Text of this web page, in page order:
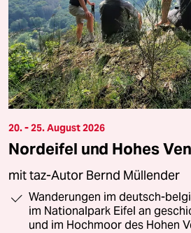
20. - 25. August 2026
Nordeifel und Hohes
mit taz-Autor Bernd Müllender
Wanderungen im deutsch-
im Nationalpark Eifel an
und im Hochmoor des Hohen